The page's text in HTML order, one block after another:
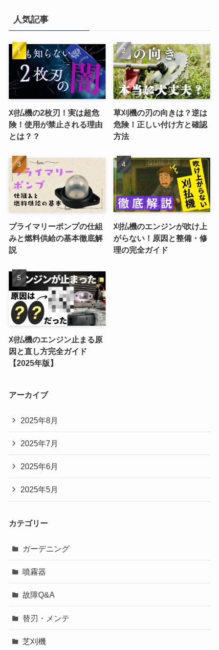
人気記事
刈払機の2枚刃！実は超危
険！使用が禁止される理由
とは？？
草刈機の刃の向きは？逆は
危険！正しい付け方と確認
方法
プライマリーポンプの仕組
みと燃料供給の基本徹底解
説
刈払機のエンジンが吹け上
がらない！原因と整備・修
理の完全ガイド
刈払機のエンジン止まる原
因と直し方完全ガイド
【2025年版】
アーカイブ
2025年8月
2025年7月
2025年6月
2025年5月
カテゴリー
ガーデニング
噴霧器
故障Q&A
替刃・メンテ
芝刈機